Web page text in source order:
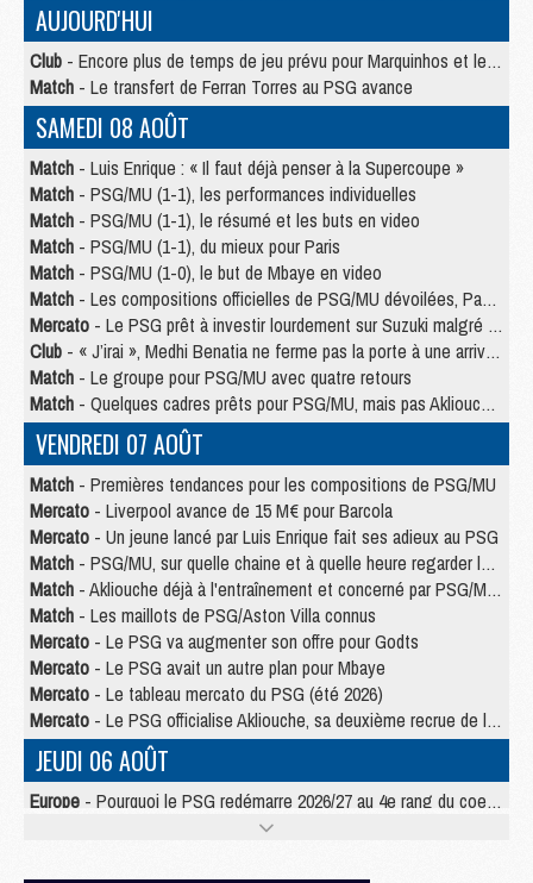
AUJOURD'HUI
Club - Encore plus de temps de jeu prévu pour Marquinhos et les Portugais en Supercoupe
Match - Le transfert de Ferran Torres au PSG avance
SAMEDI 08 AOÛT
Match - Luis Enrique : « Il faut déjà penser à la Supercoupe »
Match - PSG/MU (1-1), les performances individuelles
Match - PSG/MU (1-1), le résumé et les buts en video
Match - PSG/MU (1-1), du mieux pour Paris
Match - PSG/MU (1-0), le but de Mbaye en video
Match - Les compositions officielles de PSG/MU dévoilées, Pacho titulaire
Mercato - Le PSG prêt à investir lourdement sur Suzuki malgré Safonov et Chevalier
Club - « J’irai », Medhi Benatia ne ferme pas la porte à une arrivée au PSG
Match - Le groupe pour PSG/MU avec quatre retours
Match - Quelques cadres prêts pour PSG/MU, mais pas Akliouche ?
VENDREDI 07 AOÛT
Match - Premières tendances pour les compositions de PSG/MU
Mercato - Liverpool avance de 15 M€ pour Barcola
Mercato - Un jeune lancé par Luis Enrique fait ses adieux au PSG
Match - PSG/MU, sur quelle chaine et à quelle heure regarder le match ?
Match - Akliouche déjà à l'entraînement et concerné par PSG/MU ?
Match - Les maillots de PSG/Aston Villa connus
Mercato - Le PSG va augmenter son offre pour Godts
Mercato - Le PSG avait un autre plan pour Mbaye
Mercato - Le tableau mercato du PSG (été 2026)
Mercato - Le PSG officialise Akliouche, sa deuxième recrue de l’été
JEUDI 06 AOÛT
Europe - Pourquoi le PSG redémarre 2026/27 au 4e rang du coefficient UEFA
- Contrat de 7 ans et transfert record pour Diomandé loin du PSG